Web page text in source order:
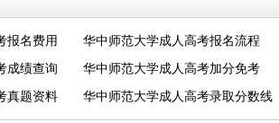
报名费用 华中师范大学成人高考报名流程
成绩查询 华中师范大学成人高考加分免考
真题资料 华中师范大学成人高考录取分数线